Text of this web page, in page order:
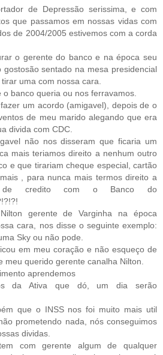
de Depressão serissima, e com
que passamos em nossas vidas com
de 2004/2005 estivemos com a corda
o gerente do banco e na época seu
gostosão sentado na mesa presidencial
uma com nossa cara.
banco queria ou nos ferravamos.
um acordo (amigavel), depois de o
de meu marido alegando que era
divida com CDC.
não nos disseram que ficaria um
mais teriamos direito a nenhum outro
e que tirariam cheque especial, cartão
, para nunca mais termos direito a
de credito com o Banco do
gerente de Varginha na época
cara, nos disse o seguinte exemplo:
Sky ou não pode.
em meu coração e não esqueço de
meu querido gerente canalha Nilton.
aprendemos
da Ativa que dó, um dia serão
que o INSS nos foi muito mais util
prometendo nada, nós conseguimos
dividas.
com gerente algum de qualquer